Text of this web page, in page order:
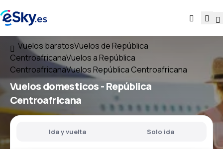
Vuelos baratosVuelos de República
CentroafricanaVuelos a República
CentroafricanaVuelos República Centroafricana
Vuelos domesticos -República
Centroafricana
Ida y vuelta Solo ida